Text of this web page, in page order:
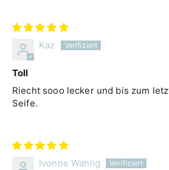
Kaz
Toll
Riecht sooo lecker und bis zum
Seife.
Ivonne Wahlig